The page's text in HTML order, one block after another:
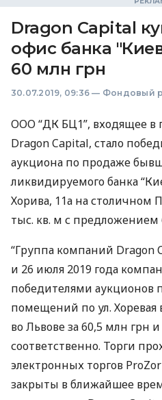
Dragon Capital
офис банка
60 млн грн
30.07.2019, 09:36 — Фондовый
ООО “ДК БЦ1”, входящее
Dragon Capital, стало
аукциона по продаже
ликвидируемого банка
Хорива, 11а на столичном
тыс. кв. м с предложением
“Группа компаний Dragon
и 26 июля 2019 года
победителями
помещений по ул. Хоревая
во Львове за 60,5 млн грн
соответственно. Торги
электронных торгов
закрыты в ближайшее